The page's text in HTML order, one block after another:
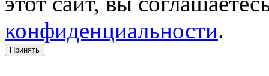
конфиденциальности.
Принять